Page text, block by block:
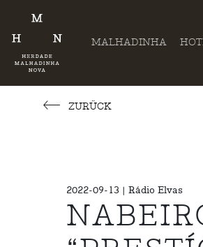
MALHADINHA
ZURÜCK
2022-09-13 | Rádio Elvas